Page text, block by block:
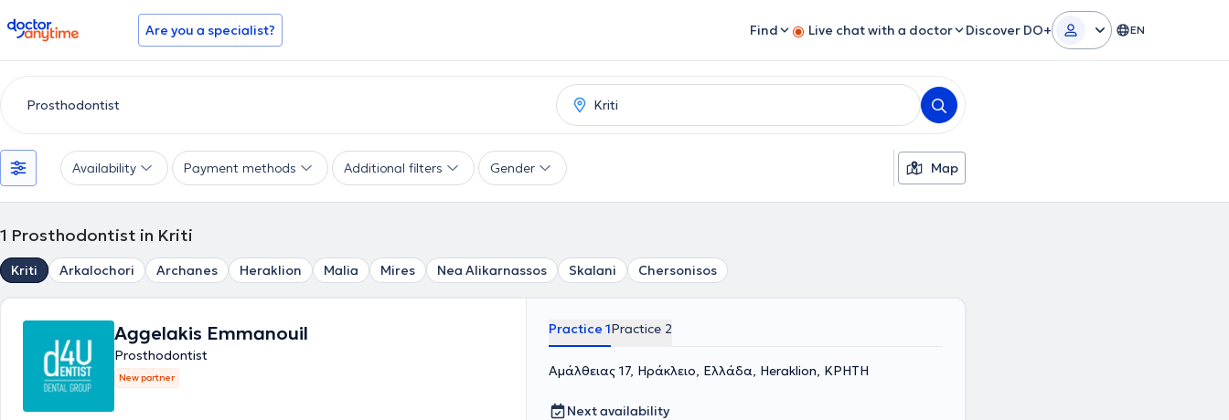
doctoranytime Are you a specialist? Find Live chat with a doctor Discover DO+ EN
Availability Payment methods Additional filters Gender Map
1 Prosthodontist in Kriti
Kriti Arkalochori Archanes Heraklion Malia Mires Nea Alikarnassos Skalani Chersonisos
Aggelakis Emmanouil
Prosthodontist
New partner
Practice 1Practice 2
Αμάλθειας 17, Ηράκλειο, Ελλάδα, Heraklion, ΚΡΗΤΗ
Next availability